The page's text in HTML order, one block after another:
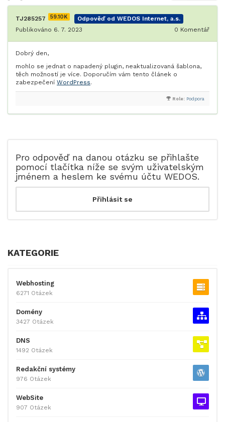
TJ285257 59.10K
Odpověď od WEDOS Internet, a.s.
Publikováno 6. 7. 2023
0 Komentář
Dobrý den,
mohlo se jednat o napadený plugin, neaktualizovaná šablona,
těch možností je více. Doporučím vám tento článek o
zabezpečení WordPress.
Role: Podpora
Pro odpověď na danou otázku se přihlašte
pomocí tlačítka níže se svým uživatelským
jménem a heslem ke svému účtu WEDOS.
KATEGORIE
Webhosting
6271 Otázek
Domény
3427 Otázek
DNS
1492 Otázek
Redakční systémy
976 Otázek
WebSite
907 Otázek